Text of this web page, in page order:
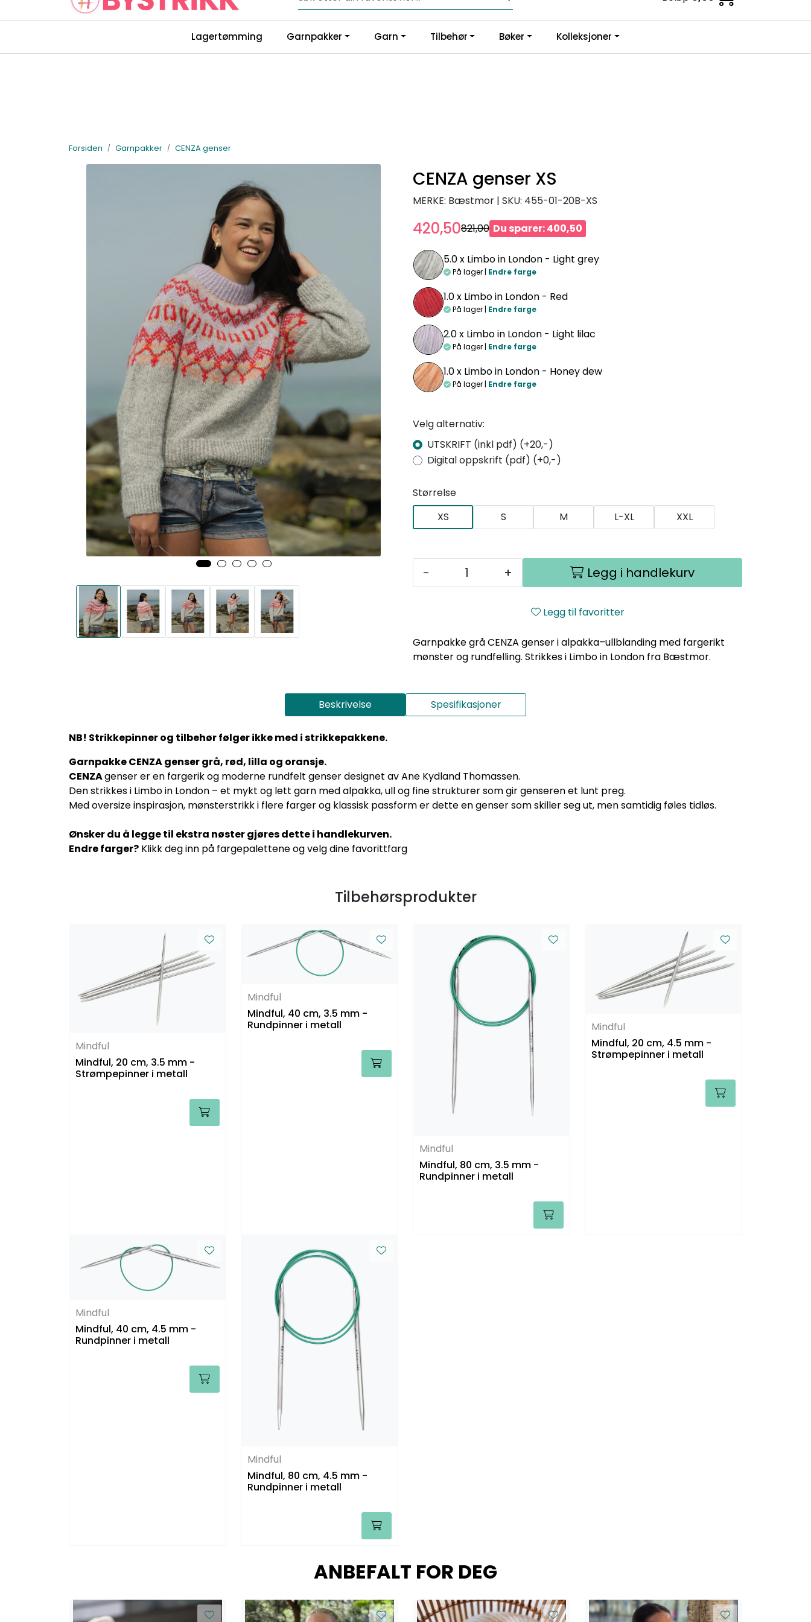
Skip to main content Fri frakt fra kr 1200,-
Infosenter
Lagertømming Garnpakker Garn Tilbehør Bøker Kolleksjoner
Forsiden Garnpakker CENZA genser
CENZA genser XS
MERKE: Bæstmor | SKU: 455-01-20B-XS
420,50821,00 Du sparer: 400,50
5.0 x Limbo in London - Light grey
På lager | Endre farge
1.0 x Limbo in London - Red
På lager | Endre farge
2.0 x Limbo in London - Light lilac
På lager | Endre farge
1.0 x Limbo in London - Honey dew
På lager | Endre farge
Velg alternativ:
UTSKRIFT (inkl pdf) (+20,-)
Digital oppskrift (pdf) (+0,-)
Størrelse
XS
S M L-XL XXL
- + Legg i handlekurv
Legg til favoritter
Garnpakke grå CENZA genser i alpakka–ullblanding med fargerikt
mønster og rundfelling. Strikkes i Limbo in London fra Bæstmor.
Beskrivelse Spesifikasjoner
NB! Strikkepinner og tilbehør følger ikke med i strikkepakkene.
Garnpakke CENZA genser grå, rød, lilla og oransje.
CENZAgenser er en fargerik og moderne rundfelt genser designet av Ane Kydland Thomassen.
Den strikkes i Limbo in London – et mykt og lett garn med alpakka, ull og fine strukturer som gir genseren et lunt preg.
Med oversize inspirasjon, mønsterstrikk i flere farger og klassisk passform er dette en genser som skiller seg ut, men samtidig føles tidløs.
Ønsker du å legge til ekstra nøster gjøres dette i handlekurven.
Endre farger? Klikk deg inn på fargepalettene og velg dine favorittfarg
Tilbehørsprodukter
Mindful
Mindful, 20 cm, 3.5 mm -
Strømpepinner i metall
Mindful
Mindful, 40 cm, 3.5 mm -
Rundpinner i metall
Mindful
Mindful, 80 cm, 3.5 mm -
Rundpinner i metall
Mindful
Mindful, 20 cm, 4.5 mm -
Strømpepinner i metall
Mindful
Mindful, 40 cm, 4.5 mm -
Rundpinner i metall
Mindful
Mindful, 80 cm, 4.5 mm -
Rundpinner i metall
ANBEFALT FOR DEG